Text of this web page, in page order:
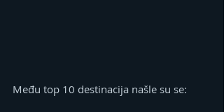
Među top 10 destinacija našle su se: